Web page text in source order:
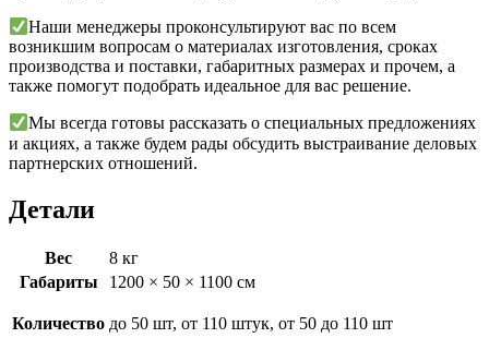
Наши менеджеры проконсультируют вас по всем
возникшим вопросам о материалах изготовления, сроках
производства и поставки, габаритных размерах и прочем, а
также помогут подобрать идеальное для вас решение.
Мы всегда готовы рассказать о специальных предложениях
и акциях, а также будем рады обсудить выстраивание деловых
партнерских отношений.
Детали
Вес
8 кг
Габариты
1200 × 50 × 1100 см
Количество до 50 шт, от 110 штук, от 50 до 110 шт